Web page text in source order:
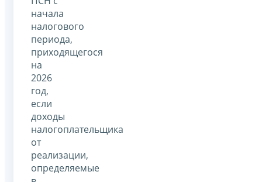
начала
налогового
периода,
приходящегося
на
2026
год,
если
доходы
налогоплательщика
от
реализации,
определяемые